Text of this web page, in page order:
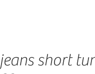
jeans short